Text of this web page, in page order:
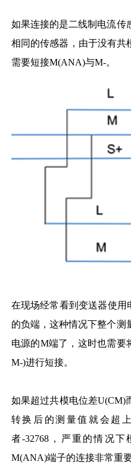
如果连接的是二线制电流传
相同的传感器，由于没有共
需要短接M(ANA)与M-。
在现场经常看到变送器使用
的负端，这种情况下整个测
电源的M端了，这时也需要
M-)进行短接。
如果超过共模电位差U(CM)
转换后的测量值就会超
者-32768，严重的情况
M(ANA)端子的连接非常重